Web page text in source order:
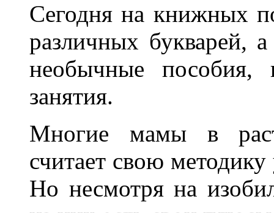
Сегодня на книжных
различных букварей,
необычные
занятия.
Многие мамы в
считает свою
Но несмотря на